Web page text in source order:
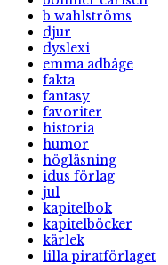
b wahlströms
djur
dyslexi
emma adbåge
fakta
fantasy
favoriter
historia
humor
högläsning
idus förlag
jul
kapitelbok
kapitelböcker
kärlek
lilla piratförlaget